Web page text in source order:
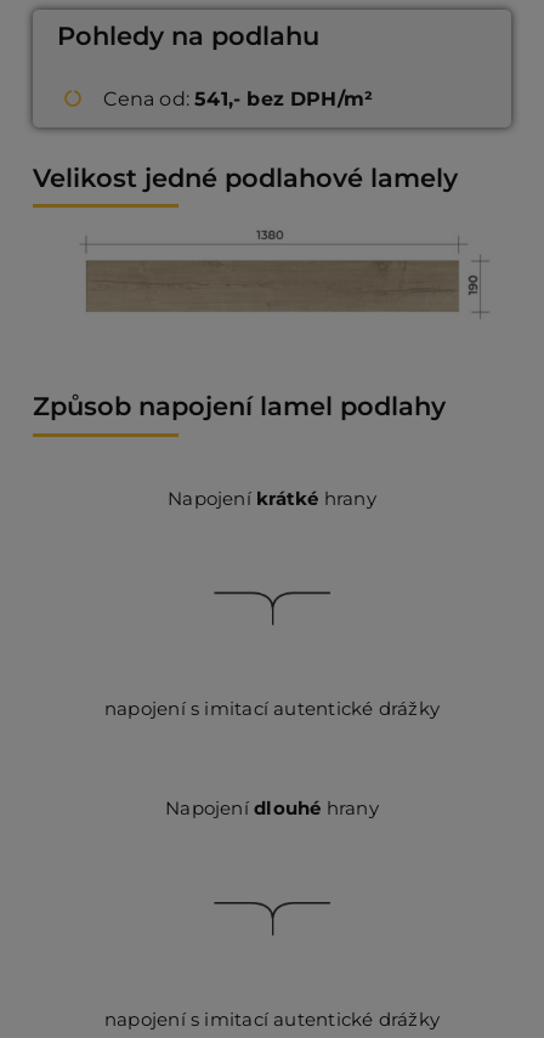
Pohledy na podlahu
Cena od:541,- bez DPH/m²
Velikost jedné podlahové lamely
Způsob napojení lamel podlahy
Napojení krátké hrany
napojení s imitací autentické drážky
Napojenídlouhé hrany
napojení s imitací autentické drážky